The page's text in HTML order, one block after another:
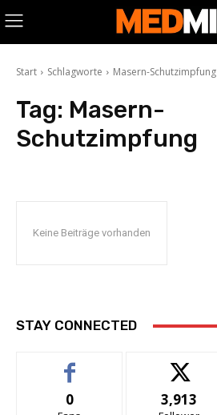
Start Schlagworte Masern-Schutzimpfung
Tag: Masern-
Schutzimpfung
Keine Beiträge vorhanden
STAY CONNECTED
0 3,913